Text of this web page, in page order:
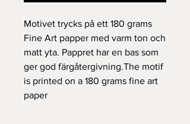
Motivet trycks på ett 180 grams
Fine Art papper med varm ton och
matt yta. Pappret har en bas som
ger god färgåtergivning.The motif
is printed on a 180 grams fine art
paper